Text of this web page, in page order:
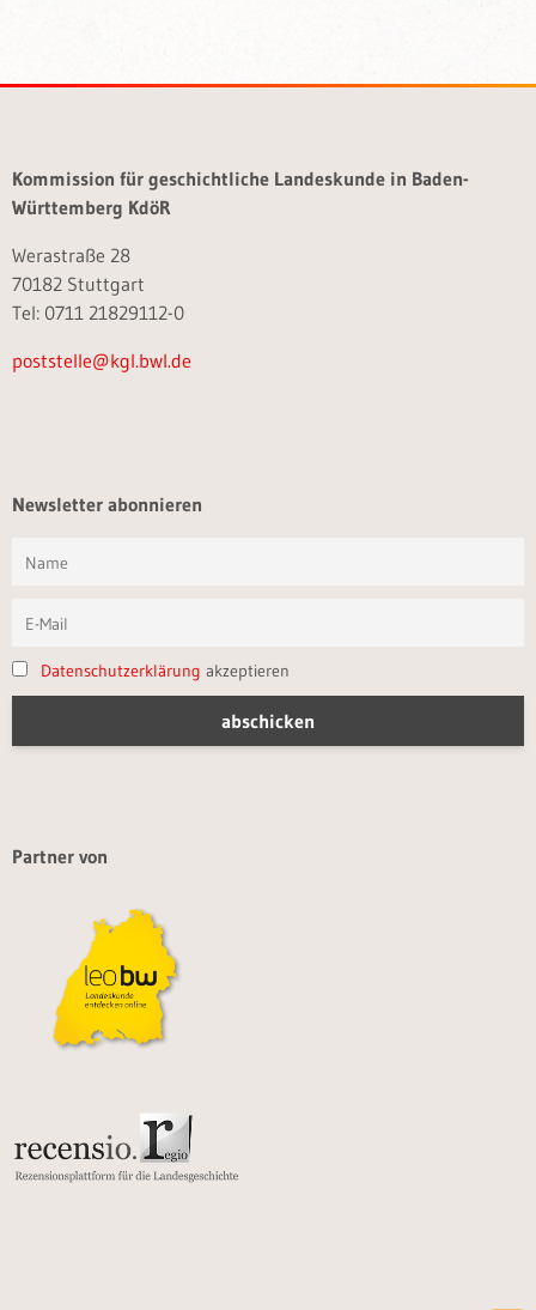
Kommission für geschichtliche Landeskunde in Baden-
Württemberg KdöR
Werastraße 28
70182 Stuttgart
Tel: 0711 21829112-0
poststelle@kgl.bwl.de
Newsletter abonnieren
Datenschutzerklärung akzeptieren
Partner von